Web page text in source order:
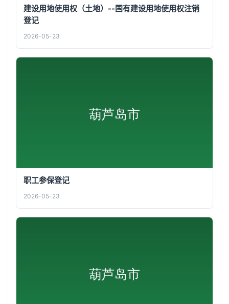
建设用地使用权（土地）--国有建设用地使用权注销
登记
2026-05-23
职工参保登记
2026-05-23